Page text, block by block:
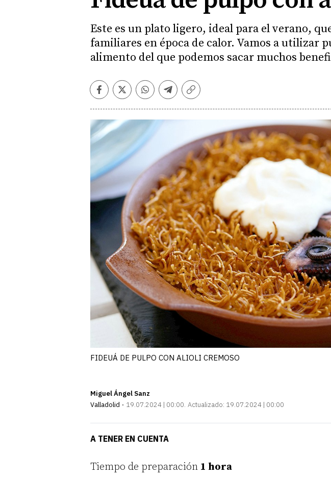
Este es un plato ligero, ideal para el verano,
familiares en época de calor. Vamos a utilizar
alimento del que podemos sacar muchos
Facebook
TwitterWhatsapp
Telegram
Copiar
FIDEUÁ DE PULPO CON ALIOLI CREMOSO
Miguel Ángel Sanz
Valladolid
19.07.2024 | 00:00 Actualizado: 19.07.2024 | 00:00
A TENER EN CUENTA
Tiempo de preparación 1 hora